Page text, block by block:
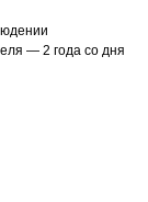
— 2 года со дня